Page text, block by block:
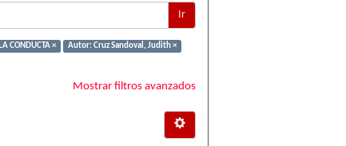
Ir
CONDUCTA ×
Autor: Cruz Sandoval, Judith ×
Mostrar filtros avanzados